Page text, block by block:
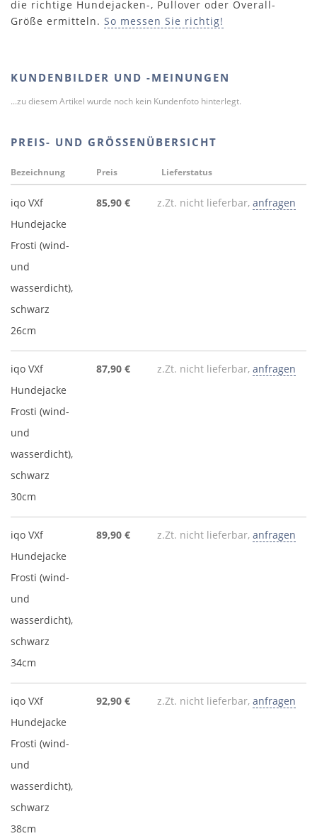
die richtige Hundejacken-, Pullover oder Overall-
Größe ermitteln. So messen Sie richtig!
KUNDENBILDER UND -MEINUNGEN
...zu diesem Artikel wurde noch kein Kundenfoto hinterlegt.
PREIS- UND GRÖSSENÜBERSICHT
Bezeichnung Preis Lieferstatus
iqo VXf
Hundejacke
Frosti (wind-
und
wasserdicht),
schwarz
26cm
85,90 € z.Zt. nicht lieferbar, anfragen
iqo VXf
Hundejacke
Frosti (wind-
und
wasserdicht),
schwarz
30cm
87,90 € z.Zt. nicht lieferbar, anfragen
iqo VXf
Hundejacke
Frosti (wind-
und
wasserdicht),
schwarz
34cm
89,90 € z.Zt. nicht lieferbar, anfragen
iqo VXf
Hundejacke
Frosti (wind-
und
wasserdicht),
schwarz
38cm
92,90 € z.Zt. nicht lieferbar, anfragen